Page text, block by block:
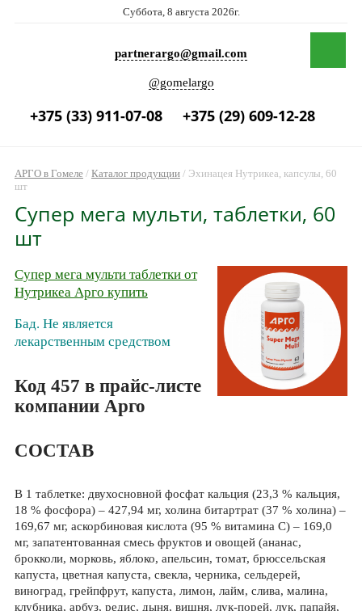
Суббота, 8 августа 2026г.
partnerargo@gmail.com
@gomelargo
+375 (33) 911-07-08 +375 (29) 609-12-28
АРГО в Гомеле/ Каталог продукции/ Эхинацея Нутрикеа, капсулы, 60
шт
Супер мега мульти, таблетки, 60
шт
Супер мега мульти таблетки от
Нутрикеа Арго купить
Бад. Не является
лекарственным средством
Код 457 в прайс-листе
компании Арго
СОСТАВ
В 1 таблетке: двухосновной фосфат кальция (23,3 % кальция,
18 % фосфора) – 427,94 мг, холина битартрат (37 % холина) –
169,67 мг, аскорбиновая кислота (95 % витамина С) – 169,0
мг, запатентованная смесь фруктов и овощей (ананас,
брокколи, морковь, яблоко, апельсин, томат, брюссельская
капуста, цветная капуста, свекла, черника, сельдерей,
виноград, грейпфрут, капуста, лимон, лайм, слива, малина,
клубника, арбуз, редис, дыня, вишня, лук-порей, лук, папайя,